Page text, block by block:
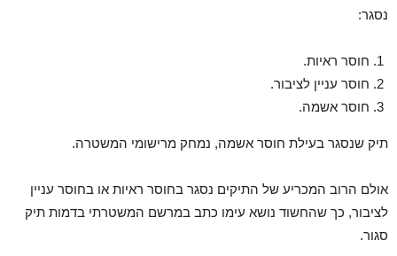
נסגר:
חוסר ראיות.
חוסר עניין לציבור.
חוסר אשמה.
תיק שנסגר בעילת חוסר אשמה, נמחק מרישומי המשטרה.
אולם הרוב המכריע של התיקים נסגר בחוסר ראיות או בחוסר עניין
לציבור, כך שהחשוד נושא עימו כתב במרשם המשטרתי בדמות תיק
סגור.